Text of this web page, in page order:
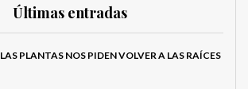
Últimas entradas
LAS PLANTAS NOS PIDEN VOLVER A LAS RAÍCES